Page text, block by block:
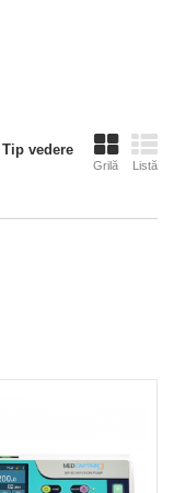
Tip vedere
Grilă Listă